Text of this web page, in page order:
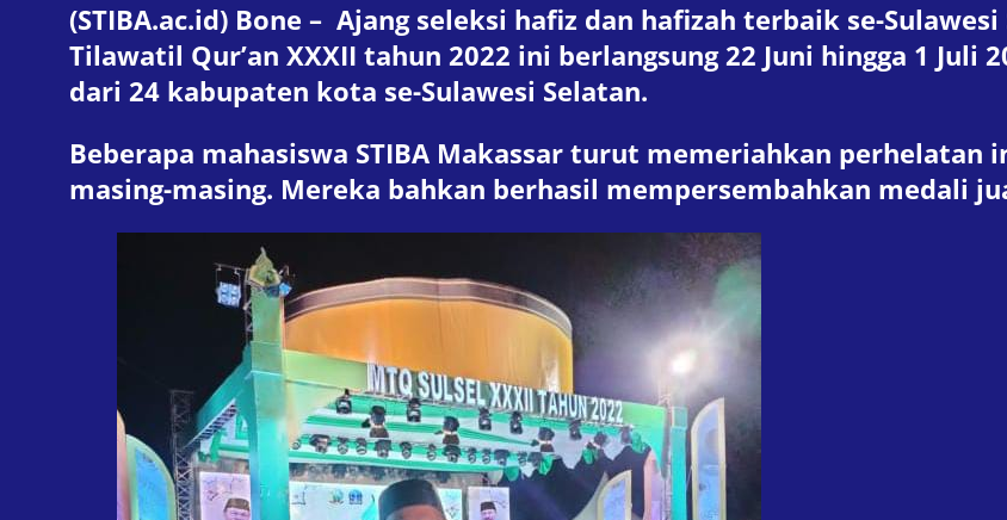
(STIBA.ac.id) Bone – Ajang seleksi hafiz dan hafizah terbaik se-
Tilawatil Qur’an XXXII tahun 2022 ini berlangsung 22 Juni hingga 1
dari 24 kabupaten kota se-Sulawesi Selatan.
Beberapa mahasiswa STIBA Makassar turut memeriahkan perhelatan
masing-masing. Mereka bahkan berhasil mempersembahkan medali